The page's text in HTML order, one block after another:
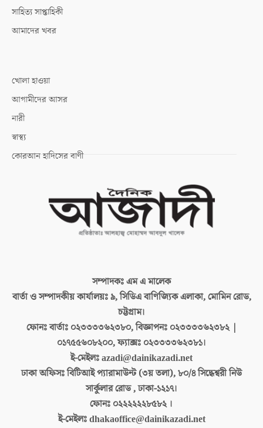
সাহিত্য সাপ্তাহিকী
আমাদের খবর
খোলা হাওয়া
আগামীদের আসর
নারী
স্বাস্থ্য
কোরআন হাদিসের বাণী
সম্পাদকঃএম এ মালেক
বার্তা ও সম্পাদকীয় কার্যালয়ঃ৯, সিডিএ বাণিজ্যিক এলাকা, মোমিন রোড,
চট্টগ্রাম।
ফোনঃ বার্তাঃ ০২৩৩৩৩৬২৩৮০, বিজ্ঞাপনঃ ০২৩৩৩৩৬২৩৮২ |
০১৭৫৫৬০৮২০০, ফ্যাক্সঃ ০২৩৩৩৩৬২৩৮১।
ই-মেইলঃazadi@dainikazadi.net
ঢাকা অফিসঃবিটিআই প্যারামাউন্ট (৩য় তলা), ৮০/৪ সিদ্ধেশ্বরী নিউ
সার্কুলার রোড , ঢাকা-১২১৭।
ফোনঃ ০২২২২২২৮৫৮২ ।
ই-মেইলঃdhakaoffice@dainikazadi.net